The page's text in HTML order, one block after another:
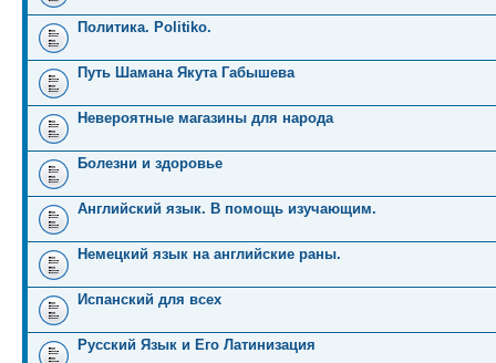
Политика. Politiko.
Путь Шамана Якута Габышева
Невероятные магазины для народа
Болезни и здоровье
Английский язык. В помощь изучающим.
Немецкий язык на английские раны.
Испанский для всех
Русский Язык и Его Латинизация